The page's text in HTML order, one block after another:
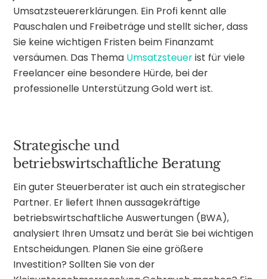
Umsatzsteuererklärungen. Ein Profi kennt alle
Pauschalen und Freibeträge und stellt sicher, dass
Sie keine wichtigen Fristen beim Finanzamt
versäumen. Das Thema Umsatzsteuerist für viele
Freelancer eine besondere Hürde, bei der
professionelle Unterstützung Gold wert ist.
Strategische und
betriebswirtschaftliche Beratung
Ein guter Steuerberater ist auch ein strategischer
Partner. Er liefert Ihnen aussagekräftige
betriebswirtschaftliche Auswertungen (BWA),
analysiert Ihren Umsatz und berät Sie bei wichtigen
Entscheidungen. Planen Sie eine größere
Investition? Sollten Sie von der